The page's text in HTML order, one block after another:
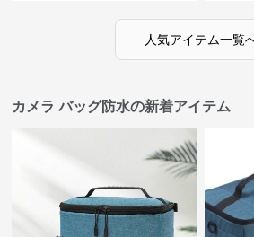
人気アイテム一覧
カメラ バッグ防水の新着アイテム